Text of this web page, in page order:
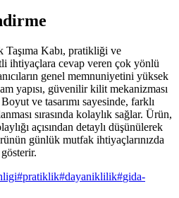
Kabı, pratikliği ve
ihtiyaçlara cevap veren çok yönlü
genel memnuniyetini yüksek
yapısı, güvenilir kilit mekanizması
ve tasarımı sayesinde, farklı
sırasında kolaylık sağlar. Ürün,
açısından detaylı düşünülerek
günlük mutfak ihtiyaçlarınızda
#pratiklik#dayaniklilik#gida-